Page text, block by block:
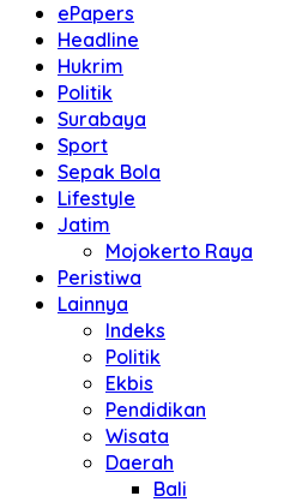
ePapers
Headline
Hukrim
Politik
Surabaya
Sport
Sepak Bola
Lifestyle
Jatim
Mojokerto Raya
Peristiwa
Lainnya
Indeks
Politik
Ekbis
Pendidikan
Wisata
Daerah
Bali